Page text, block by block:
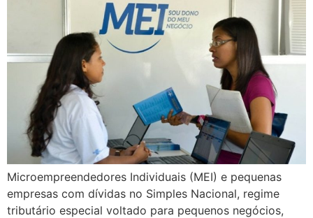
Microempreendedores Individuais (MEI) e pequenas
empresas com dívidas no Simples Nacional, regime
tributário especial voltado para pequenos negócios,